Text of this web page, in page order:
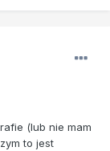
(lub nie mam
to jest